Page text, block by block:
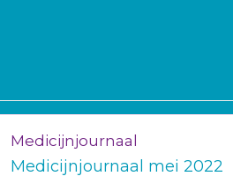
Medicijnjournaal
Medicijnjournaal mei 2022